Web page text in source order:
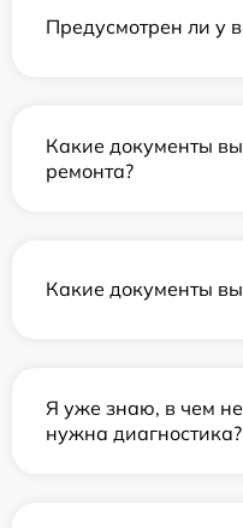
Предусмотрен ли у
Какие документы
ремонта?
Какие документы вы
Я уже знаю, в чем
нужна диагностика?